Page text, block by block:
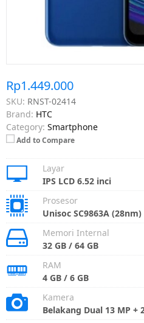
Rp1.449.000
SKU: RNST-02414
Brand: HTC
Category: Smartphone
Add to Compare
Layar
IPS LCD 6.52 inci
Prosesor
Unisoc SC9863A (28nm)
Memori Internal
32 GB / 64 GB
RAM
4 GB / 6 GB
Kamera
Belakang Dual 13 MP +